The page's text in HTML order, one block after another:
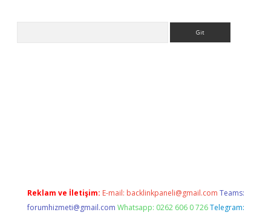
Reklam ve İletişim: E-mail: backlinkpaneli@gmail.com Teams:
forumhizmeti@gmail.com Whatsapp: 0262 606 0 726 Telegram: